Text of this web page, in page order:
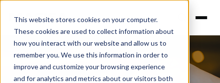
This website stores cookies on your computer.
These cookies are used to collect information about
how you interact with our website and allow us to
remember you. We use this information in order to
improve and customize your browsing experience
and for analytics and metrics about our visitors both